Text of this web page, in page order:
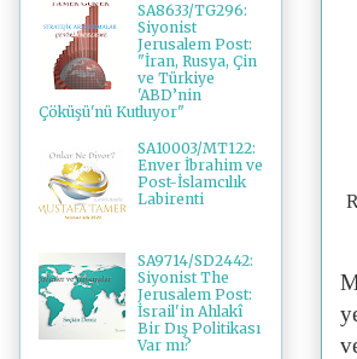
SA8633/TG296:
Siyonist
Jerusalem Post:
"İran, Rusya, Çin
ve Türkiye
'ABD’nin
Çöküşü'nü Kutluyor"
SA10003/MT122:
Enver İbrahim ve
Post-İslamcılık
Labirenti
SA9714/SD2442:
Siyonist The
Jerusalem Post:
İsrail'in Ahlakî
Bir Dış Politikası
Var mı?